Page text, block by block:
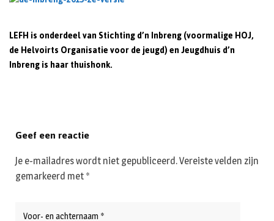
LEFH is onderdeel van Stichting d’n Inbreng (voormalige HOJ,
de Helvoirts Organisatie voor de jeugd) en Jeugdhuis d’n
Inbreng is haar thuishonk.
Geef een reactie
Je e-mailadres wordt niet gepubliceerd.Vereiste velden zijn
gemarkeerd met *